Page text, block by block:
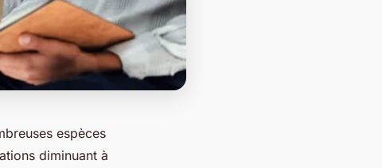
espèces
diminuant à